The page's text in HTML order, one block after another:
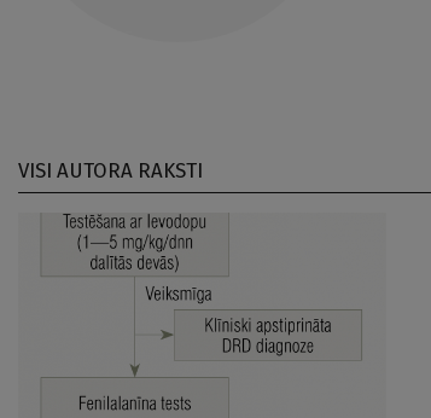
VISI AUTORA RAKSTI